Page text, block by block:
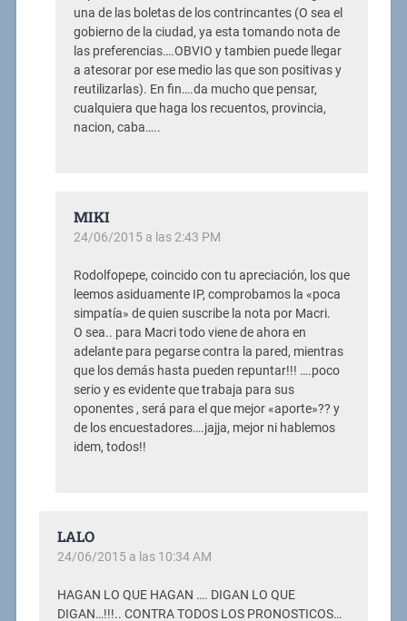
una de las boletas de los contrincantes (O sea el
gobierno de la ciudad, ya esta tomando nota de
las preferencias….OBVIO y tambien puede llegar
a atesorar por ese medio las que son positivas y
reutilizarlas). En fin….da mucho que pensar,
cualquiera que haga los recuentos, provincia,
nacion, caba…..
MIKI
24/06/2015 a las 2:43 PM
Rodolfopepe, coincido con tu apreciación, los que
leemos asiduamente IP, comprobamos la «poca
simpatía» de quien suscribe la nota por Macri.
O sea.. para Macri todo viene de ahora en
adelante para pegarse contra la pared, mientras
que los demás hasta pueden repuntar!!! ….poco
serio y es evidente que trabaja para sus
oponentes , será para el que mejor «aporte»?? y
de los encuestadores….jajja, mejor ni hablemos
idem, todos!!
LALO
24/06/2015 a las 10:34 AM
HAGAN LO QUE HAGAN …. DIGAN LO QUE
DIGAN…!!!.. CONTRA TODOS LOS PRONOSTICOS…